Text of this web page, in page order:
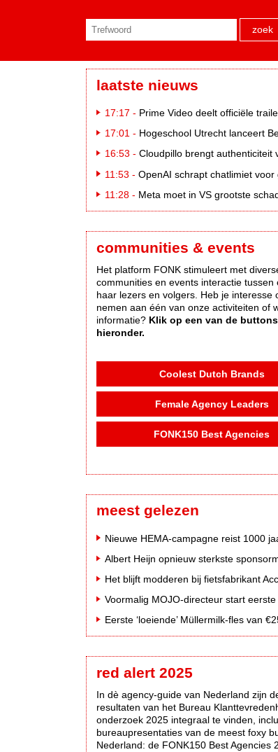
zoek
laatste nieuws
17:17 - Prime Video deelt officiële trailer van L*VE
17:01 - Hogeschool Utrecht lanceert Beyond Campus binnen International
16:53 - Cloudpillo brengt authenticiteit van
11:53 - OpenAI schrapt chatlimiet voor gratis ChatGPT-
11:28 - Meta moet in VS grootste schadevergoeding ooit betalen: 567
communities & events
Het platform FONK stimuleert met
communities en events interactie tussen
haar lezers en volgers. Heb je interesse
nemen aan één van onze activiteiten of
informatie? Klik op een van de buttons
hieronder.
Coolest Dutch Brands
Female Agency Leaders
FONK150 Best Agencies
meest gelezen
red alert 2025
In dè agency-guide van Nederland zijn
resultaten van het Bureau
onderzoek 2025 integraal te vinden,
bureaupresentaties van de meest foxy
Nederland: de FONK150 Best Agencies